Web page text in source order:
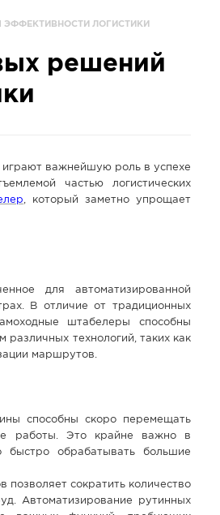
ЛОГИСТИКИ
решений
играют важнейшую роль в успехе
частью логистических
, который заметно упрощает
для автоматизированной
В отличие от традиционных
штабелеры способны
различных технологий, таких как
маршрутов.
способны скоро перемещать
работы. Это крайне важно в
быстро обрабатывать большие
сократить количество
Автоматизирование рутинных